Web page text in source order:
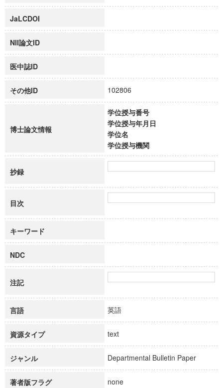
JaLCDOI
NII論文ID
医中誌ID
その他ID 102806
博士論文情報
学位授与番号
学位授与年月日
学位名
学位授与機関
抄録
目次
キーワード
NDC
注記
言語 英語
資源タイプ text
ジャンル Departmental Bulletin Paper
著者版フラグ none